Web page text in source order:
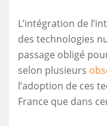
L’intégration de
des technologies
passage obligé
selon plusieurs
l’adoption de ces
France que dans